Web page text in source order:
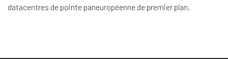
datacentres de pointe paneuropéenne de premier plan.